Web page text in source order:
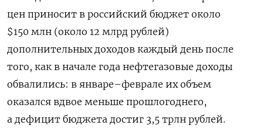
цен приносит в российский бюджет около
$150 млн (около 12 млрд рублей)
дополнительных доходов каждый день после
того, как в начале года нефтегазовые доходы
обвалились: в январе–феврале их объем
оказался вдвое меньше прошлогоднего,
а дефицит бюджета достиг 3,5 трлн рублей.